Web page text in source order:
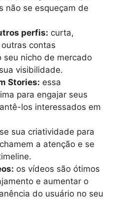
não se esqueçam de
perfis: curta,
contas
seu nicho de mercado
visibilidade.
Stories: essa
para engajar seus
los interessados em
sua criatividade para
a atenção e se
os vídeos são ótimos
e aumentar o
do usuário no seu